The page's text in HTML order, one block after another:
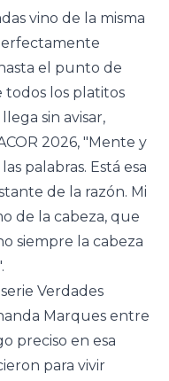
vino de la misma
el punto de
los platitos
sin avisar,
2026, "Mente y
palabras. Está esa
de la razón. Mi
de la cabeza, que
siempre la cabeza
Verdades
Marques entre
preciso en esa
para vivir